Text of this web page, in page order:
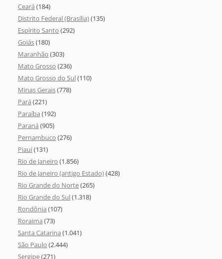
Ceará (184)
Distrito Federal (Brasília)(135)
Espírito Santo (292)
Goiás(180)
Maranhão (303)
Mato Grosso (236)
Mato Grosso do Sul(110)
Minas Gerais(778)
Pará (221)
Paraíba (192)
Paraná (905)
Pernambuco (276)
Piauí(131)
Rio de Janeiro (1.856)
Rio de Janeiro (antigo Estado)(428)
Rio Grande do Norte(265)
Rio Grande do Sul(1.318)
Rondônia (107)
Roraima (73)
Santa Catarina (1.041)
São Paulo (2.444)
Sergipe(271)